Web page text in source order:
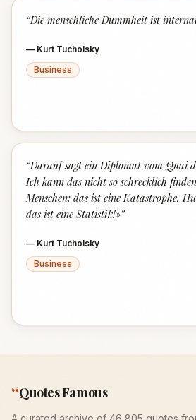
“Die menschliche Dummheit ist
— Kurt Tucholsky
Business
“Darauf sagt ein Diplomat vom Quai
Ich kann das nicht so schrecklich
Menschen: das ist eine Katastrophe.
das ist eine Statistik!»”
— Kurt Tucholsky
Business
“Quotes Famous